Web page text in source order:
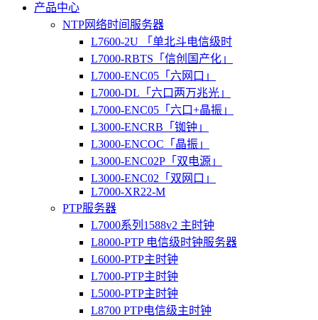
产品中心
NTP网络时间服务器
L7600-2U 「单北斗电信级时
L7000-RBTS「信创国产化」
L7000-ENC05「六网口」
L7000-DL「六口两万兆光」
L7000-ENC05「六口+晶振」
L3000-ENCRB「铷钟」
L3000-ENCOC「晶振」
L3000-ENC02P「双电源」
L3000-ENC02「双网口」
L7000-XR22-M
PTP服务器
L7000系列1588v2 主时钟
L8000-PTP 电信级时钟服务器
L6000-PTP主时钟
L7000-PTP主时钟
L5000-PTP主时钟
L8700 PTP电信级主时钟